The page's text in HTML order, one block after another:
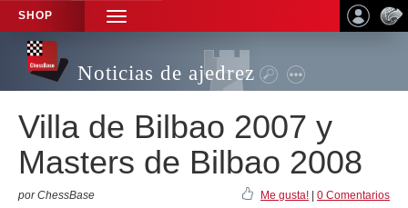
SHOP
TOGGLE
NAVIGATION
Noticias de ajedrez
Villa de Bilbao 2007 y
Masters de Bilbao 2008
por ChessBase Me gusta! 0 Comentarios